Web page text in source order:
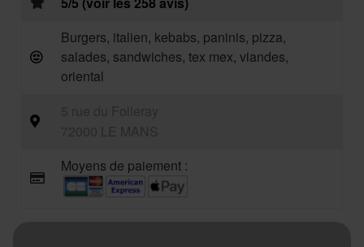
Burgers, italien, kebabs, paninis, pizza,
salades, sandwiches, tex mex, viandes,
oriental
Moyens de paiement :